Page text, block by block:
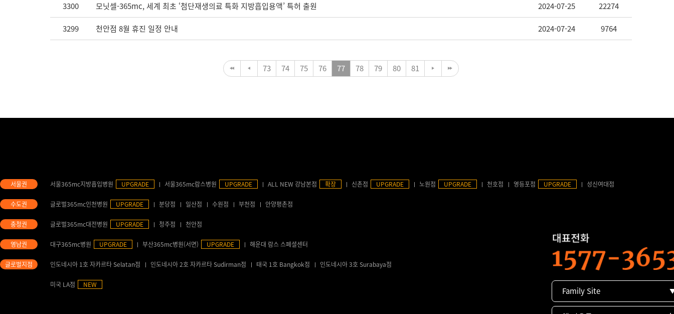
3300 모닛셀-365mc, 세계 최초 ‘첨단재생의료 특화 지방흡입용액’ 특허 출원 2024-07-25 22274
3299 천안점 8월 휴진 일정 안내 2024-07-24 9764
73 74 75 76 77 78 79 80 81
서울365mc지방흡입병원 UPGRADE 서울365mc람스병원 UPGRADE ALL NEW 강남본점 확장 신촌점 UPGRADE 노원점 UPGRADE 천호점 영등포점 UPGRADE 성신여대점
글로벌365mc인천병원 UPGRADE 분당점 일산점 수원점 부천점 안양평촌점
글로벌365mc대전병원 UPGRADE 청주점 천안점
대구365mc병원 UPGRADE 부산365mc병원(서면) UPGRADE 해운대 람스 스페셜센터
인도네시아 1호 자카르타 Selatan점 인도네시아 2호 자카르타 Sudirman점 태국 1호 Bangkok점 인도네시아 3호 Surabaya점
미국 LA점 NEW
Family Site